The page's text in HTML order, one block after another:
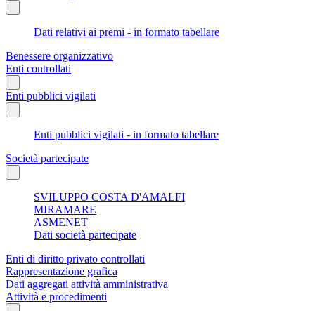
Dati relativi ai premi - in formato tabellare
Benessere organizzativo
Enti controllati
Enti pubblici vigilati
Enti pubblici vigilati - in formato tabellare
Società partecipate
SVILUPPO COSTA D'AMALFI
MIRAMARE
ASMENET
Dati società partecipate
Enti di diritto privato controllati
Rappresentazione grafica
Dati aggregati attività amministrativa
Attività e procedimenti